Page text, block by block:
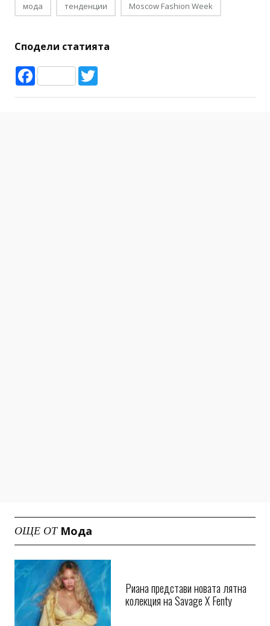
мода тенденции Moscow Fashion Week
Сподели статията
Facebook
ОЩЕ ОТ Мода
Риана представи новата лятна
колекция на Savage X Fenty